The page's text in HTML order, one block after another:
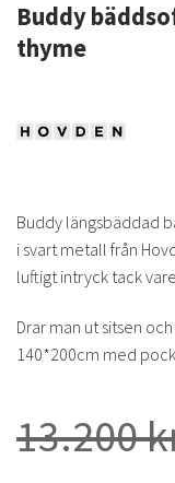
Buddy
thyme
Buddy längsbäddad
i svart metall från
luftigt intryck tack
Drar man ut sitsen
140*200cm med
13.200